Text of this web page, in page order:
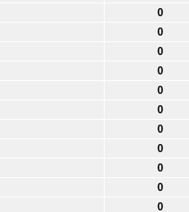
0
0
0
0
0
0
0
0
0
0
0